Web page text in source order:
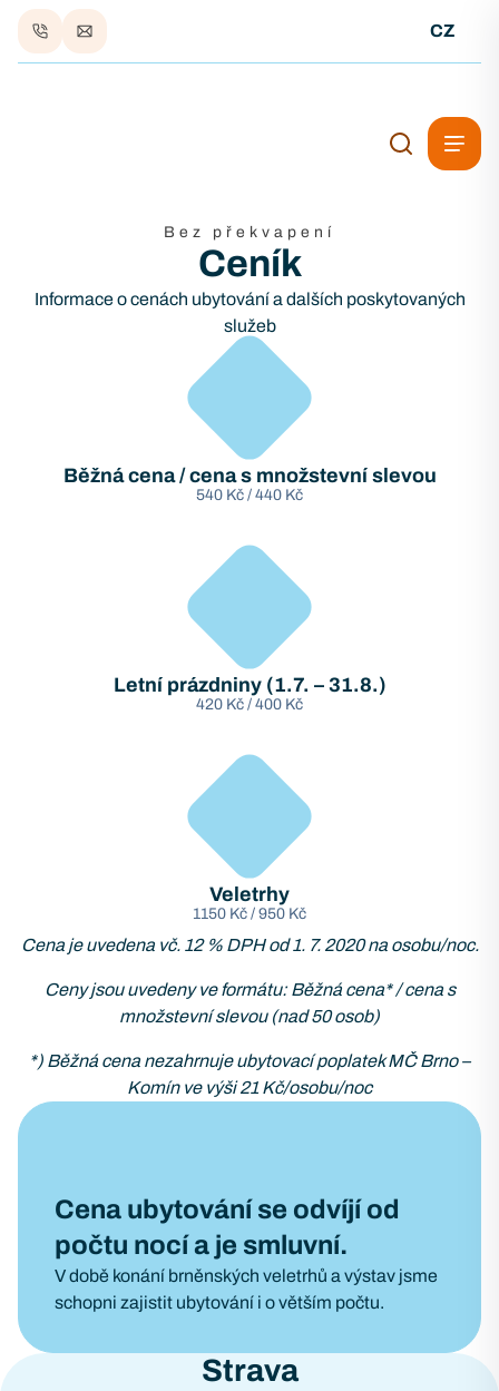
CZ
Bez překvapení
Ceník
Informace o cenách ubytování a dalších poskytovaných
služeb
Běžná cena /cena s množstevní slevou
540 Kč / 440 Kč
Letní prázdniny (1.7. – 31.8.)
420 Kč / 400 Kč
Veletrhy
1150 Kč / 950 Kč
Cena je uvedena vč. 12 % DPH od 1. 7. 2020 na osobu/noc.
Ceny jsou uvedeny ve formátu: Běžná cena* / cena s
množstevní slevou (nad 50 osob)
*) Běžná cena nezahrnuje ubytovací poplatek MČ Brno –
Komín ve výši 21 Kč/osobu/noc
Cena ubytování se odvíjí od
počtu nocí a je smluvní.
V době konání brněnských veletrhů a výstav jsme
schopni zajistit ubytování i o větším počtu.
Strava